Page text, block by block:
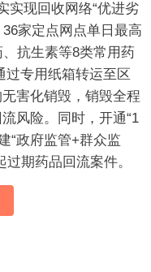
实现回收网络“优进劣
36家定点网点单日最高
抗生素等8类常用药
专用纸箱转运至区
害化销毁，销毁全程
风险。同时，开通“1
“政府监管+群众监
期药品回流案件。